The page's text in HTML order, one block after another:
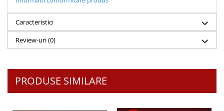
Caracteristici
Review-uri(0)
PRODUSE SIMILARE